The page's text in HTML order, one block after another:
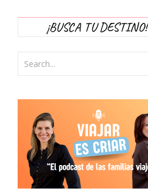
¡BUSCA TU DESTINO!